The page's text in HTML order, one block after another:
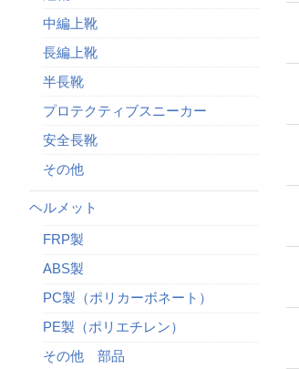
中編上靴
長編上靴
半長靴
プロテクティブスニーカー
安全長靴
その他
ヘルメット
FRP製
ABS製
PC製（ポリカーボネート）
PE製（ポリエチレン）
その他 部品